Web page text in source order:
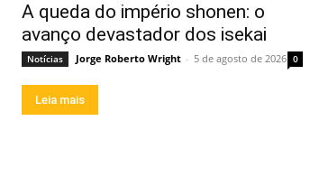
A queda do império shonen: o
avanço devastador dos isekai
Notícias Jorge Roberto Wright - 5 de agosto de 2026 0
Leia mais